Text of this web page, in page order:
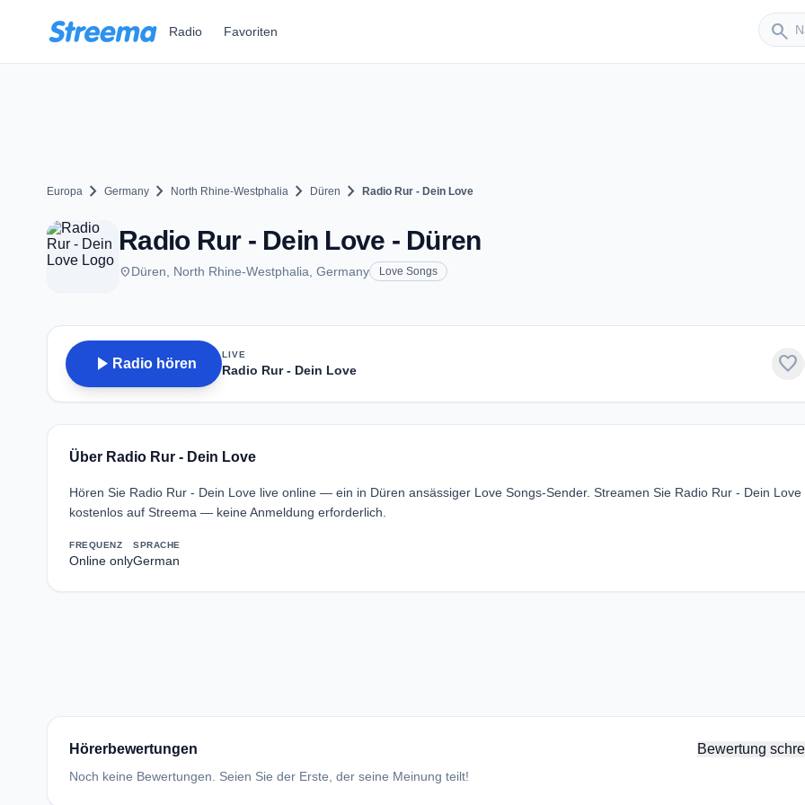
Radio Favoriten search
Europa chevron_right Germany chevron_right North Rhine-Westphalia chevron_right Düren chevron_right Radio Rur - Dein Love
Radio Rur - Dein Love - Düren
placeDüren, North Rhine-Westphalia, Germany Love Songs
play_arrow Radio hören
LIVE
Radio Rur - Dein Love favorite
Über Radio Rur - Dein Love
Hören Sie Radio Rur - Dein Love live online — ein in Düren ansässiger Love Songs-Sender. Streamen Sie Radio Rur - Dein Love
kostenlos auf Streema — keine Anmeldung erforderlich.
FREQUENZ
Online only
SPRACHE
German
Hörerbewertungen Bewertung
Noch keine Bewertungen. Seien Sie der Erste, der seine Meinung teilt!